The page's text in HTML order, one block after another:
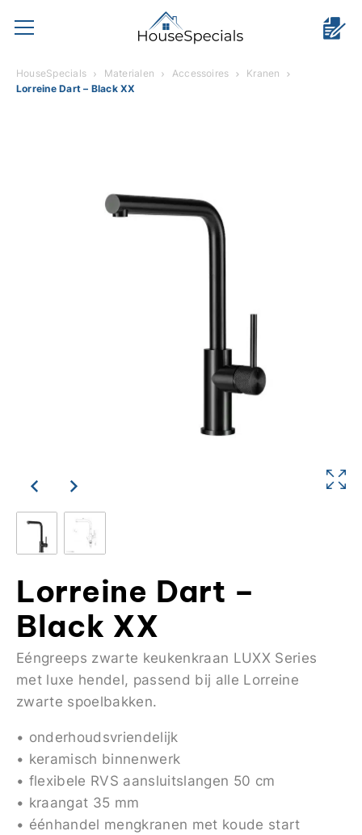
HouseSpecials Materialen Accessoires
Kranen
Lorreine Dart – Black XX
Lorreine Dart –
Black XX
Eéngreeps zwarte keukenkraan LUXX Series
met luxe hendel, passend bij alle Lorreine
zwarte spoelbakken.
• onderhoudsvriendelijk
• keramisch binnenwerk
• flexibele RVS aansluitslangen 50 cm
• kraangat 35 mm
• éénhandel mengkranen met koude start